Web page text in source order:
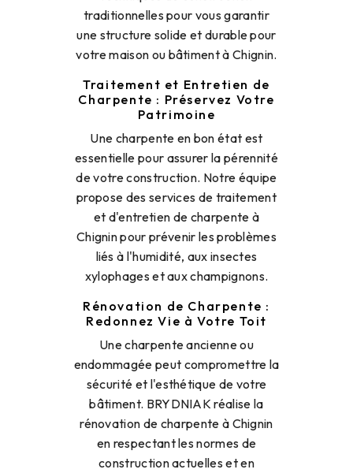
traditionnelles pour vous garantir
une structure solide et durable pour
votre maison ou bâtiment à Chignin.
Traitement et Entretien de
Charpente : Préservez Votre
Patrimoine
Une charpente en bon état est
essentielle pour assurer la pérennité
de votre construction. Notre équipe
propose des services de traitement
et d'entretien de charpente à
Chignin pour prévenir les problèmes
liés à l'humidité, aux insectes
xylophages et aux champignons.
Rénovation de Charpente :
Redonnez Vie à Votre Toit
Une charpente ancienne ou
endommagée peut compromettre la
sécurité et l'esthétique de votre
bâtiment. BRYDNIAK réalise la
rénovation de charpente à Chignin
en respectant les normes de
construction actuelles et en